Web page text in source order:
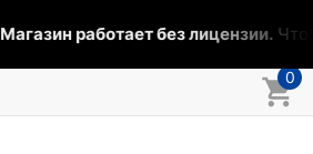
Магазин работает без лицензии.
0